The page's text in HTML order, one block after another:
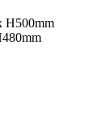
H500mm